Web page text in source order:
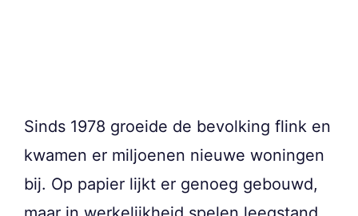
Sinds 1978 groeide de bevolking flink en
kwamen er miljoenen nieuwe woningen
bij. Op papier lijkt er genoeg gebouwd,